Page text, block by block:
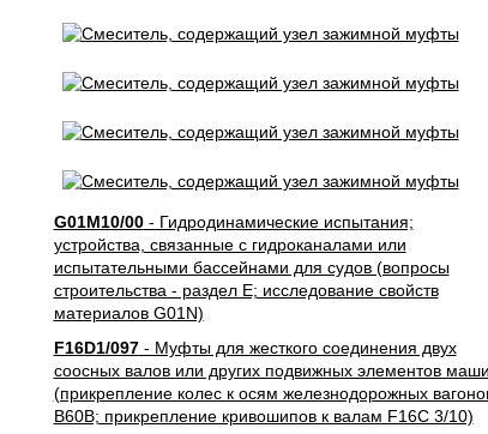
G01M10/00- Гидродинамические испытания;
устройства, связанные с гидроканалами или
испытательными бассейнами для судов (вопросы
строительства - раздел E; исследование свойств
материалов G01N)
F16D1/097- Муфты для жесткого соединения двух
соосных валов или других подвижных элементов
(прикрепление колес к осям железнодорожных
B60B; прикрепление кривошипов к валам F16C 3/10)